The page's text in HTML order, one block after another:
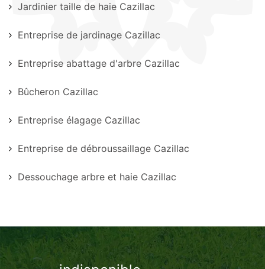
Jardinier taille de haie Cazillac
Entreprise de jardinage Cazillac
Entreprise abattage d'arbre Cazillac
Bûcheron Cazillac
Entreprise élagage Cazillac
Entreprise de débroussaillage Cazillac
Dessouchage arbre et haie Cazillac